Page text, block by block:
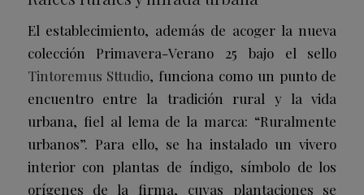
El establecimiento, además de acoger la nueva
colección Primavera-Verano 25 bajo el sello
Tintoremus Sttudio, funciona como un punto de
encuentro entre la tradición rural y la vida
urbana, fiel al lema de la marca: “Ruralmente
urbanos”. Para ello, se ha instalado un vivero
interior con plantas de índigo, símbolo de los
orígenes de la firma, cuyas plantaciones se